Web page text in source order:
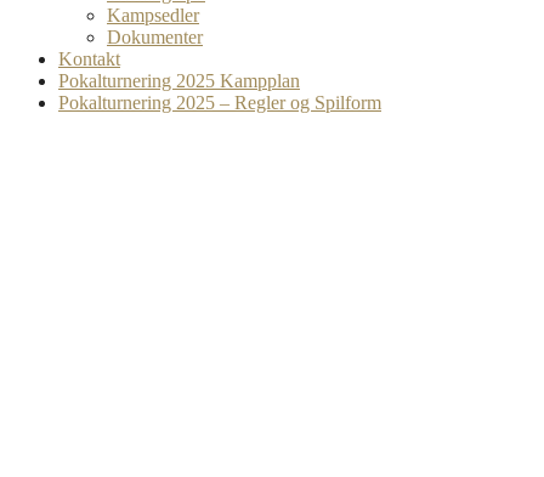
Kampsedler
Dokumenter
Kontakt
Pokalturnering 2025 Kampplan
Pokalturnering 2025 – Regler og Spilform